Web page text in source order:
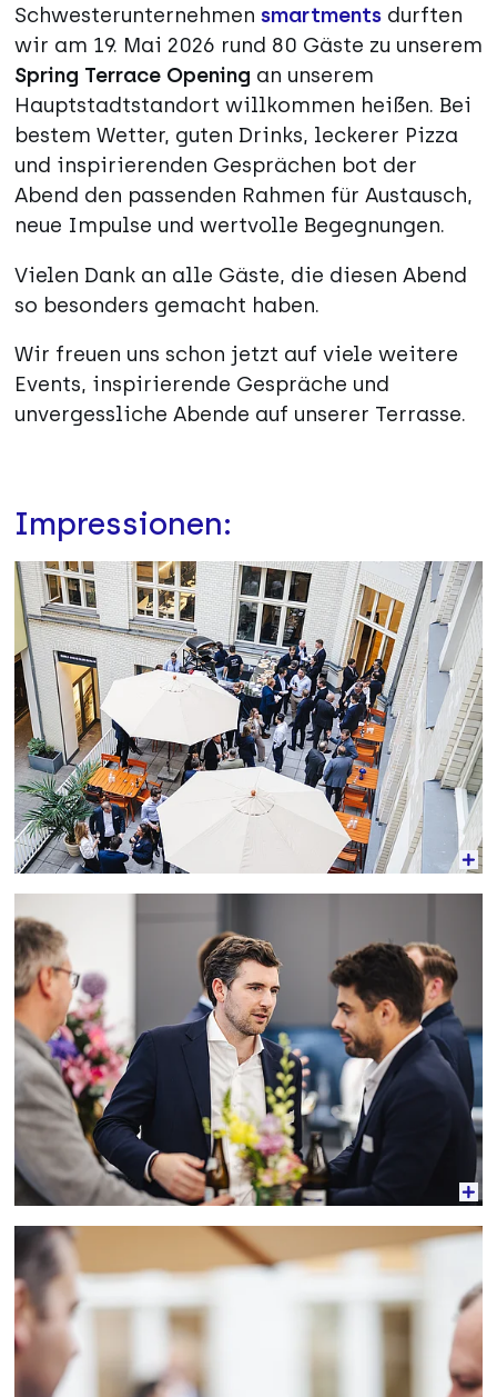
Schwesterunternehmen smartmentsdurften
wir am 19. Mai 2026 rund 80 Gäste zu unserem
Spring Terrace Opening an unserem
Hauptstadtstandort willkommen heißen. Bei
bestem Wetter, guten Drinks, leckerer Pizza
und inspirierenden Gesprächen bot der
Abend den passenden Rahmen für Austausch,
neue Impulse und wertvolle Begegnungen.
Vielen Dank an alle Gäste, die diesen Abend
so besonders gemacht haben.
Wir freuen uns schon jetzt auf viele weitere
Events, inspirierende Gespräche und
unvergessliche Abende auf unserer Terrasse.
Impressionen:
Vergrößerte Ansicht
Vergrößerte Ansicht